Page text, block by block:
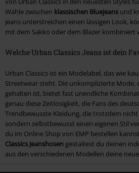
Wähle zwischen klassischen Bluejeans und
Jeans unterstreichen einen lässigen Look,
mit dem Sakko oder dem Blazer kombiniert
Welche Urban Classics Jeans ist dein
Urban Classics ist ein Modelabel, das wie
Streetwear steht. Die unkomplizierte Mode,
gehalten ist, bietet fast unendliche
genau diese Zeitlosigkeit, die Fans des
Trendbewusste Kleidung, die trotzdem
sondern selbstbewusst einen eigenen Stil
du im Online Shop von EMP bestellen
Classics Jeanshosen gestaltest du deinen
aus den verschiedenen Modellen deine